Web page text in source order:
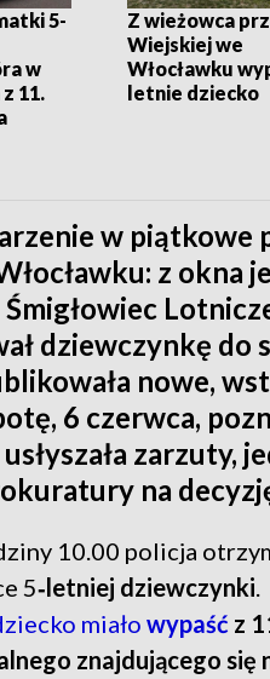
5-
w
11.
Z wieżowca
Wiejskiej we
Włocławku
letnie dziecko
w piątkowe
z okna
dziewczynkę do
nowe,
6 czerwca,
zarzuty,
na
10.00 policja
5‑letniej dziewczynki
miało wypaść z
znajdującego się